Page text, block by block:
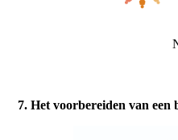
7. Het voorbereiden van een